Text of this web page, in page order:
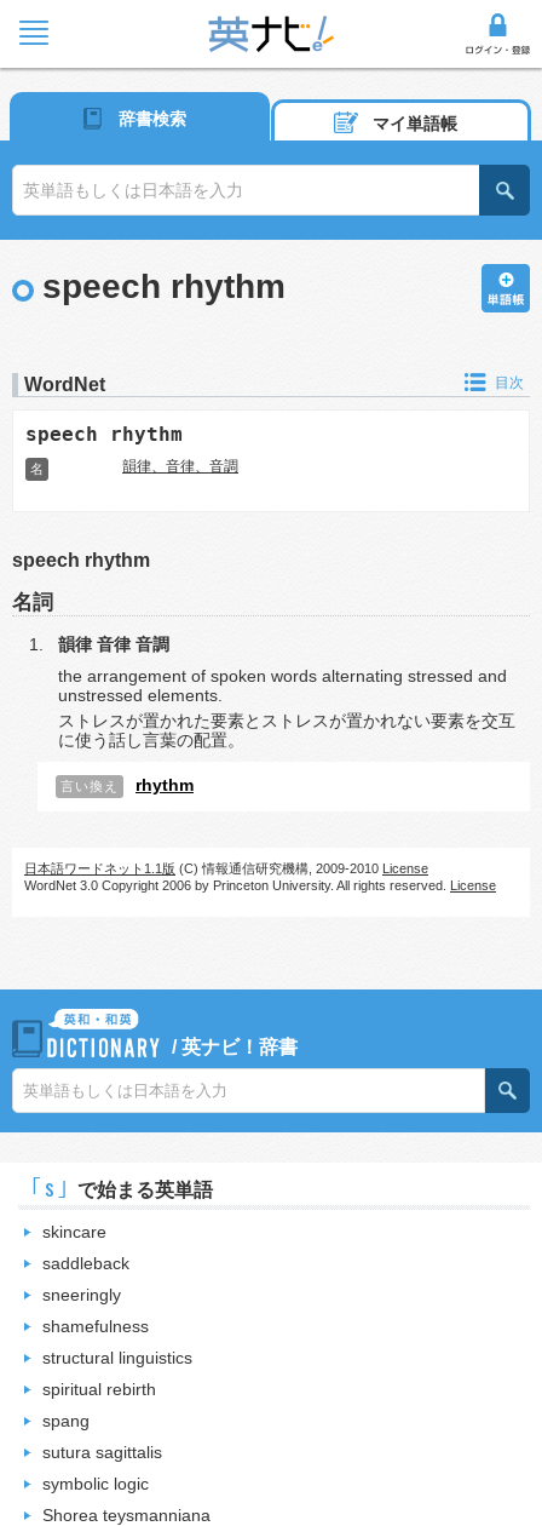
辞書検索 マイ単語帳
speech rhythm
WordNet 目次
speech rhythm
名 韻律、音律、音調
speech rhythm
名詞
韻律 音律 音調
the arrangement of spoken words alternating stressed and
unstressed elements.
ストレスが置かれた要素とストレスが置かれない要素を交互
に使う話し言葉の配置。
言い換え rhythm
日本語ワードネット1.1版 (C) 情報通信研究機構, 2009-2010 License
WordNet 3.0 Copyright 2006 by Princeton University. All rights reserved. License
/英ナビ！辞書
｢s｣ で始まる英単語
skincare
saddleback
sneeringly
shamefulness
structural linguistics
spiritual rebirth
spang
sutura sagittalis
symbolic logic
Shorea teysmanniana